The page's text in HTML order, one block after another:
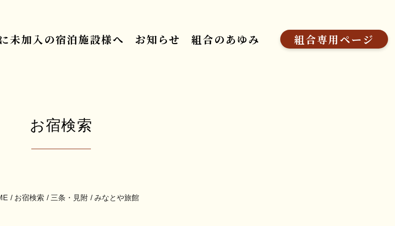
未加入の宿泊施設様へ お知らせ 組合のあゆみ 組合専用ページ
お宿検索
お宿検索 三条・見附 みなとや旅館